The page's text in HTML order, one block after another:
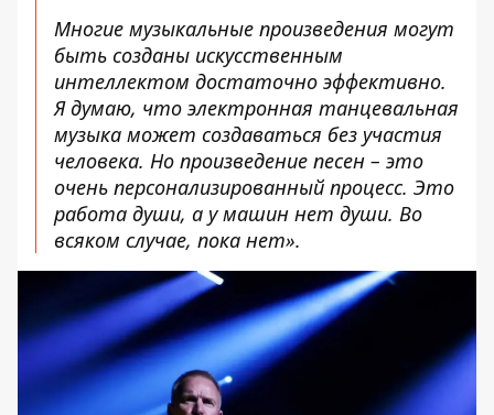
Многие музыкальные произведения могут
быть созданы искусственным
интеллектом достаточно эффективно.
Я думаю, что электронная танцевальная
музыка может создаваться без участия
человека. Но произведение песен – это
очень персонализированный процесс. Это
работа души, а у машин нет души. Во
всяком случае, пока нет».